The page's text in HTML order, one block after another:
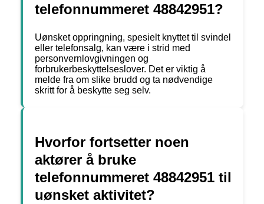
telefonnummeret 48842951?
Uønsket oppringning, spesielt knyttet til svindel
eller telefonsalg, kan være i strid med
personvernlovgivningen og
forbrukerbeskyttelseslover. Det er viktig å
melde fra om slike brudd og ta nødvendige
skritt for å beskytte seg selv.
Hvorfor fortsetter noen
aktører å bruke
telefonnummeret 48842951 til
uønsket aktivitet?